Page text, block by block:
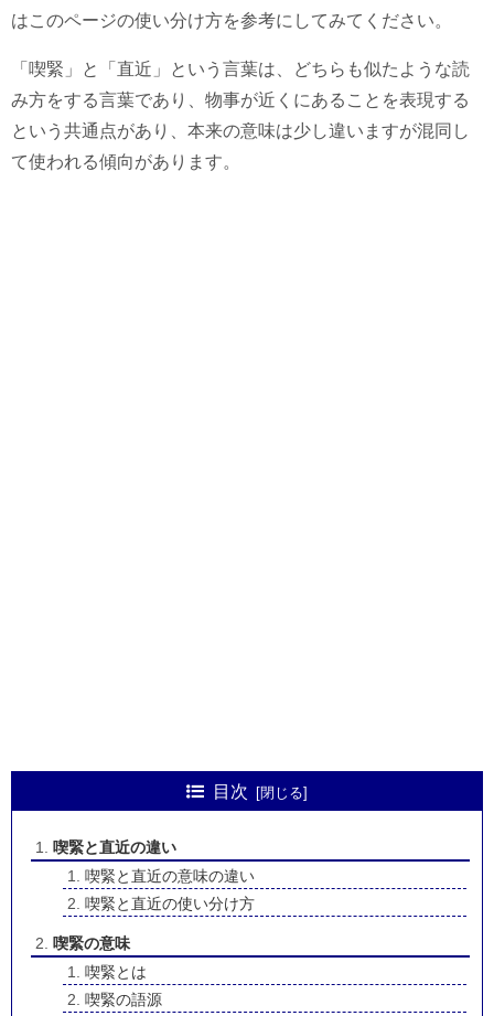
はこのページの使い分け方を参考にしてみてください。
「喫緊」と「直近」という言葉は、どちらも似たような読
み方をする言葉であり、物事が近くにあることを表現する
という共通点があり、本来の意味は少し違いますが混同し
て使われる傾向があります。
目次
喫緊と直近の違い
喫緊と直近の意味の違い
喫緊と直近の使い分け方
喫緊の意味
喫緊とは
喫緊の語源